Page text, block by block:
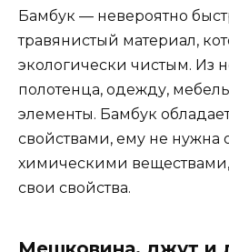
Бамбук — невероятно
травянистый материал,
экологически чистым. Из
полотенца, одежду,
элементы. Бамбук
свойствами, ему не нужна
химическими веществами,
свои свойства.